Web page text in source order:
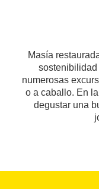
Masía
numerosas
o a caballo. En
degustar una